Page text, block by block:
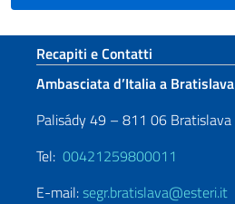
Sezione footer
Recapiti e Contatti
Ambasciata d’Italia a Bratislava
Palisády 49 – 811 06 Bratislava
Tel: 00421259800011
E-mail:segr.bratislava@esteri.it